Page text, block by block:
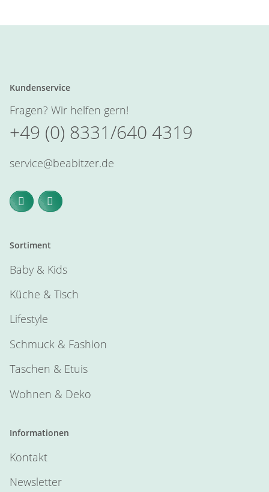
Kundenservice
Fragen? Wir helfen gern!
+49 (0) 8331/640 4319
service@beabitzer.de
Sortiment
Baby & Kids
Küche & Tisch
Lifestyle
Schmuck & Fashion
Taschen & Etuis
Wohnen & Deko
Informationen
Kontakt
Newsletter